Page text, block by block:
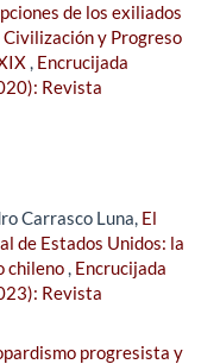
de los exiliados
y Progreso
, Encrucijada
Revista
Carrasco Luna, El
de Estados Unidos: la
chileno, Encrucijada
Revista
progresista y